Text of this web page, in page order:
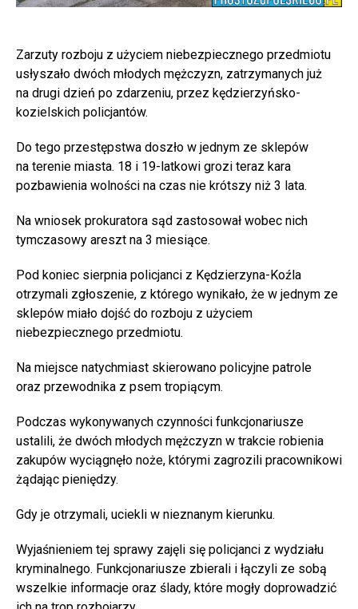
Zarzuty rozboju z użyciem niebezpiecznego przedmiotu
usłyszało dwóch młodych mężczyzn, zatrzymanych już
na drugi dzień po zdarzeniu, przez kędzierzyńsko-
kozielskich policjantów.
Do tego przestępstwa doszło w jednym ze sklepów
na terenie miasta. 18 i 19-latkowi grozi teraz kara
pozbawienia wolności na czas nie krótszy niż 3 lata.
Na wniosek prokuratora sąd zastosował wobec nich
tymczasowy areszt na 3 miesiące.
Pod koniec sierpnia policjanci z Kędzierzyna-Koźla
otrzymali zgłoszenie, z którego wynikało, że w jednym ze
sklepów miało dojść do rozboju z użyciem
niebezpiecznego przedmiotu.
Na miejsce natychmiast skierowano policyjne patrole
oraz przewodnika z psem tropiącym.
Podczas wykonywanych czynności funkcjonariusze
ustalili, że dwóch młodych mężczyzn w trakcie robienia
zakupów wyciągnęło noże, którymi zagrozili pracownikowi
żądając pieniędzy.
Gdy je otrzymali, uciekli w nieznanym kierunku.
Wyjaśnieniem tej sprawy zajęli się policjanci z wydziału
kryminalnego. Funkcjonariusze zbierali i łączyli ze sobą
wszelkie informacje oraz ślady, które mogły doprowadzić